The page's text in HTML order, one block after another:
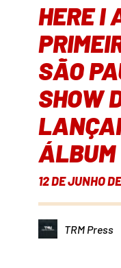
HERE I
SÃO
SHOW
ÁLBUM
12 DE JUNHO
TRM Press